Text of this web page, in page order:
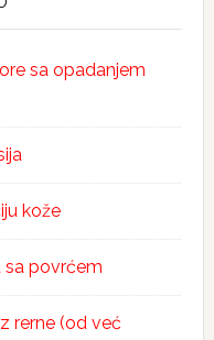
sa opadanjem
kože
povrćem
rerne (od već